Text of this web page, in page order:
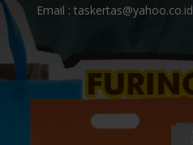
Email : taskertas@yahoo.co.id